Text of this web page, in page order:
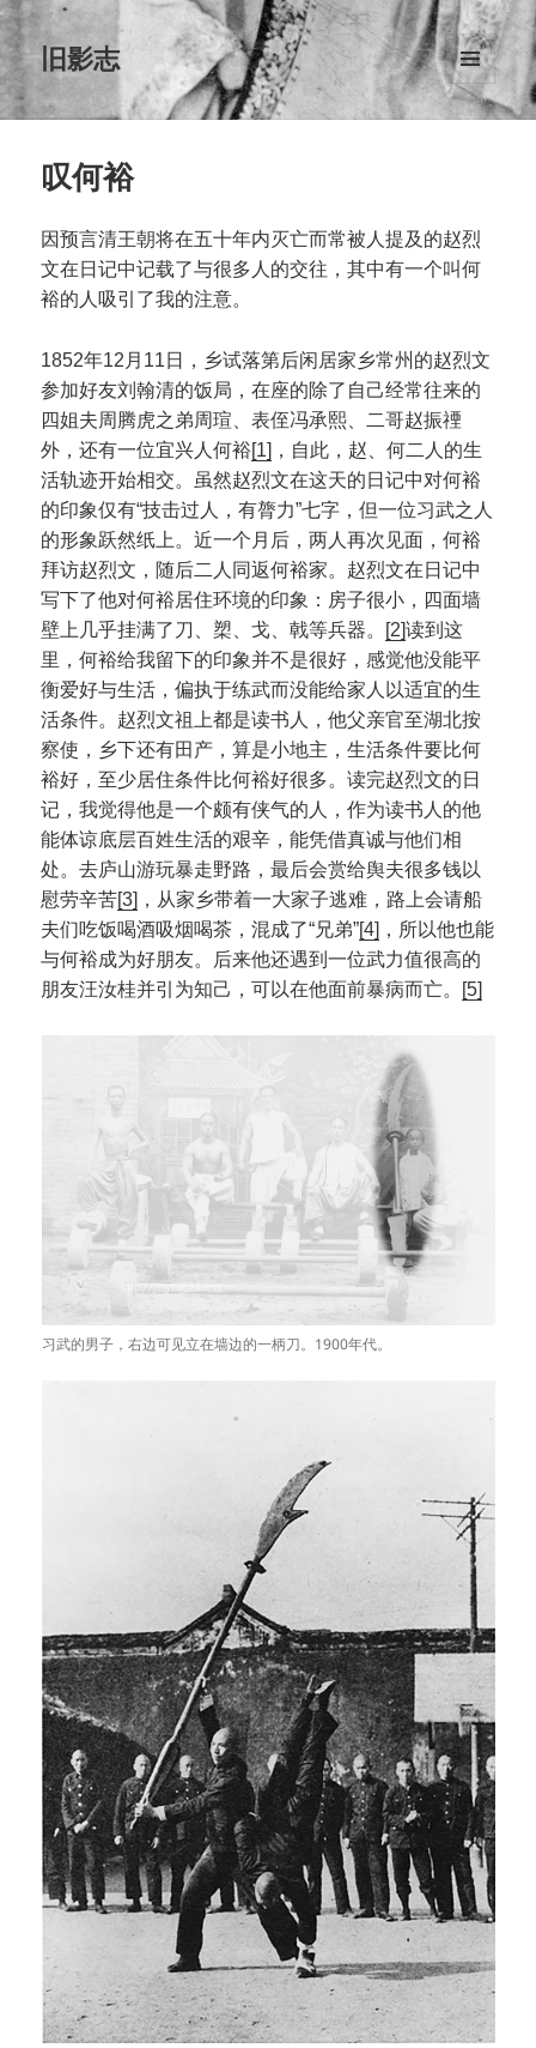
旧影志
菜单和
挂件
叹何裕
因预言清王朝将在五十年内灭亡而常被人提及的赵烈
文在日记中记载了与很多人的交往，其中有一个叫何
裕的人吸引了我的注意。
1852年12月11日，乡试落第后闲居家乡常州的赵烈文
参加好友刘翰清的饭局，在座的除了自己经常往来的
四姐夫周腾虎之弟周瑄、表侄冯承熙、二哥赵振禋
外，还有一位宜兴人何裕[1] ，自此，赵、何二人的生
活轨迹开始相交。虽然赵烈文在这天的日记中对何裕
的印象仅有“技击过人，有膂力”七字，但一位习武之人
的形象跃然纸上。近一个月后，两人再次见面，何裕
拜访赵烈文，随后二人同返何裕家。赵烈文在日记中
写下了他对何裕居住环境的印象：房子很小，四面墙
壁上几乎挂满了刀、槊、戈、戟等兵器。 [2]读到这
里，何裕给我留下的印象并不是很好，感觉他没能平
衡爱好与生活，偏执于练武而没能给家人以适宜的生
活条件。赵烈文祖上都是读书人，他父亲官至湖北按
察使，乡下还有田产，算是小地主，生活条件要比何
裕好，至少居住条件比何裕好很多。读完赵烈文的日
记，我觉得他是一个颇有侠气的人，作为读书人的他
能体谅底层百姓生活的艰辛，能凭借真诚与他们相
处。去庐山游玩暴走野路，最后会赏给舆夫很多钱以
慰劳辛苦[3] ，从家乡带着一大家子逃难，路上会请船
夫们吃饭喝酒吸烟喝茶，混成了“兄弟”[4] ，所以他也能
与何裕成为好朋友。后来他还遇到一位武力值很高的
朋友汪汝桂并引为知己，可以在他面前暴病而亡。 [5]
习武的男子，右边可见立在墙边的一柄刀。1900年代。